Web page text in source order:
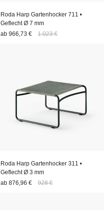
Roda Harp Gartenhocker 711 •
Geflecht Ø 7 mm
ab 966,73 € 1.023 €
Roda Harp Gartenhocker 311 •
Geflecht Ø 3 mm
ab 876,96 € 928 €